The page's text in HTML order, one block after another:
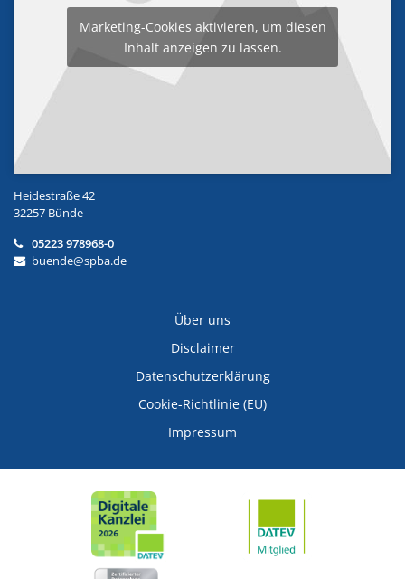
Marketing-Cookies aktivieren, um diesen
Inhalt anzeigen zu lassen.
Heidestraße 42
32257 Bünde
05223 978968-0
buende@spba.de
Über uns
Disclaimer
Datenschutzerklärung
Cookie-Richtlinie (EU)
Impressum